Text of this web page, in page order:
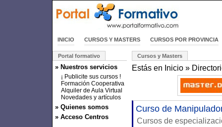
INICIO CURSOS Y MASTERS CURSOS POR PROVINCIA
Portal formativo
» Nuestros servicios
¡ Publicite sus cursos !
Formación Cooperativa
Alquiler de Aula Virtual
Novedades y artículos
» Quienes somos
» Acceso Centros
Cursos y Masters
Estás en Inicio »
Curso de
Cursos de